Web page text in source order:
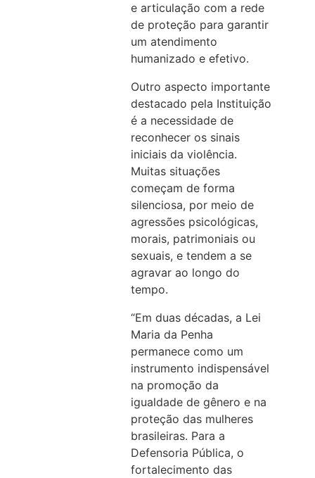
e articulação com a rede
de proteção para garantir
um atendimento
humanizado e efetivo.
Outro aspecto importante
destacado pela Instituição
é a necessidade de
reconhecer os sinais
iniciais da violência.
Muitas situações
começam de forma
silenciosa, por meio de
agressões psicológicas,
morais, patrimoniais ou
sexuais, e tendem a se
agravar ao longo do
tempo.
“Em duas décadas, a Lei
Maria da Penha
permanece como um
instrumento indispensável
na promoção da
igualdade de gênero e na
proteção das mulheres
brasileiras. Para a
Defensoria Pública, o
fortalecimento das